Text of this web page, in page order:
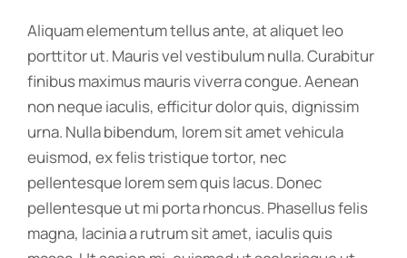
Aliquam elementum tellus ante, at aliquet leo
porttitor ut. Mauris vel vestibulum nulla. Curabitur
finibus maximus mauris viverra congue. Aenean
non neque iaculis, efficitur dolor quis, dignissim
urna. Nulla bibendum, lorem sit amet vehicula
euismod, ex felis tristique tortor, nec
pellentesque lorem sem quis lacus. Donec
pellentesque ut mi porta rhoncus. Phasellus felis
magna, lacinia a rutrum sit amet, iaculis quis